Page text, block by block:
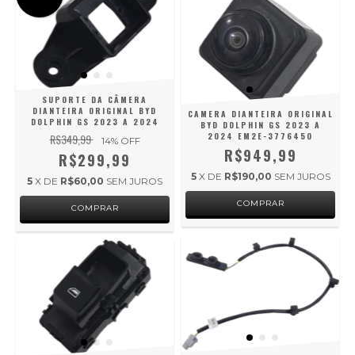
SUPORTE DA CÂMERA
DIANTEIRA ORIGINAL BYD
DOLPHIN GS 2023 A 2024
R$349,99 14% OFF
R$299,99
5 X DE R$60,00 SEM JUROS
CAMERA DIANTEIRA ORIGINAL
BYD DOLPHIN GS 2023 A
2024 EM2E-3776450
R$949,99
5 X DE R$190,00 SEM JUROS